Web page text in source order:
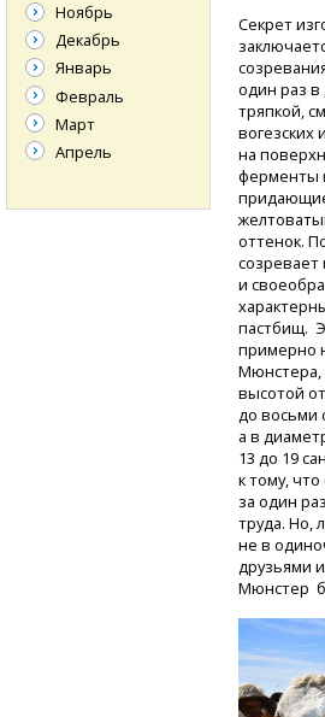
Секрет
один раз
тряпкой,
вогезских
на
ферменты
оттенок.
созревает
и
пастбищ.
примерно
Мюнстера,
высотой
до восьми
а в
13 до 19
к тому,
за один
труда. Но,
не в
друзьями
Мюнстер
Ноябрь
Декабрь
Январь
Февраль
Март
Апрель